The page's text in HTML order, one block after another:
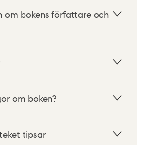
om bokens författare och
om boken?
tipsar